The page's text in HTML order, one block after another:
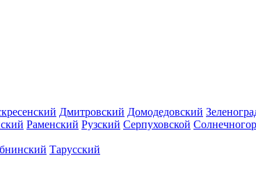
Дмитровский Домодедовский
Раменский Рузский Серпуховской
Тарусский